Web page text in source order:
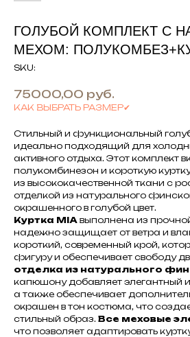
ГОЛУБОЙ КОМПЛЕКТ С
МЕХОМ:
SKU:
75000,00 руб.
КАК ВЫБРАТЬ РАЗМЕР✔
Стильный и функциональный
идеально подходящий для
активного отдыха. Этот комплект
полукомбинезон и короткую
из высококачественной ткани с
отделкой из натурального
окрашенного в голубой цвет.
Куртка MIA выполнена из
надежно защищает от ветра и
короткий, современный крой,
фигуру и обеспечивает свободу
отделка из натурального
капюшону добавляет элегантный
а также обеспечивает
окрашен в тон костюма, что
стильный образ. Все меховые
что позволяет адаптировать